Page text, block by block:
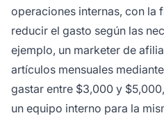
operaciones internas, con la
reducir el gasto según las
ejemplo, un marketer de
artículos mensuales
gastar entre $3,000 y
un equipo interno para la